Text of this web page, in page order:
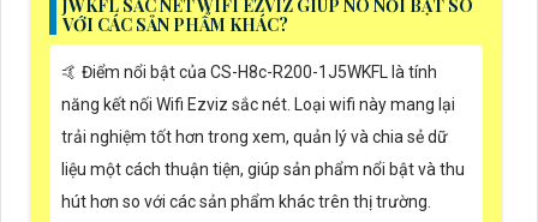
JWKFL SẮC NÉT WIFI EZVIZ GIÚP NÓ NỔI BẬT SO
VỚI CÁC SẢN PHẨM KHÁC?
🤙 Điểm nổi bật của CS-H8c-R200-1J5WKFL là tính
năng kết nối Wifi Ezviz sắc nét. Loại wifi này mang lại
trải nghiệm tốt hơn trong xem, quản lý và chia sẻ dữ
liệu một cách thuận tiện, giúp sản phẩm nổi bật và thu
hút hơn so với các sản phẩm khác trên thị trường.